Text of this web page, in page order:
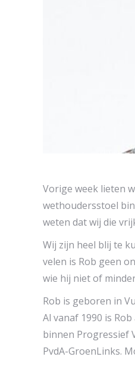
Vorige week lieten
wethoudersstoel
weten dat wij die
Wij zijn heel blij te
velen is Rob geen
wie hij niet of
Rob is geboren in
Al vanaf 1990 is
binnen Progressief
PvdA-GroenLinks.